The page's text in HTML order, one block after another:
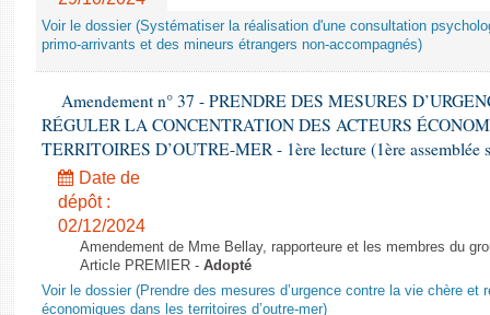
Voir le dossier (Systématiser la réalisation d'une consultation
primo-arrivants et des mineurs étrangers non-accompagnés)
Amendement n° 37 - PRENDRE DES MESURES
RÉGULER LA CONCENTRATION DES ACTEURS
TERRITOIRES D’OUTRE-MER - 1ère lecture (1ère assemblée
Date de
dépôt :
02/12/2024
Amendement de Mme Bellay, rapporteure et les membres du
Article PREMIER - Adopté
Voir le dossier (Prendre des mesures d’urgence contre la vie chère et
économiques dans les territoires d’outre-mer)